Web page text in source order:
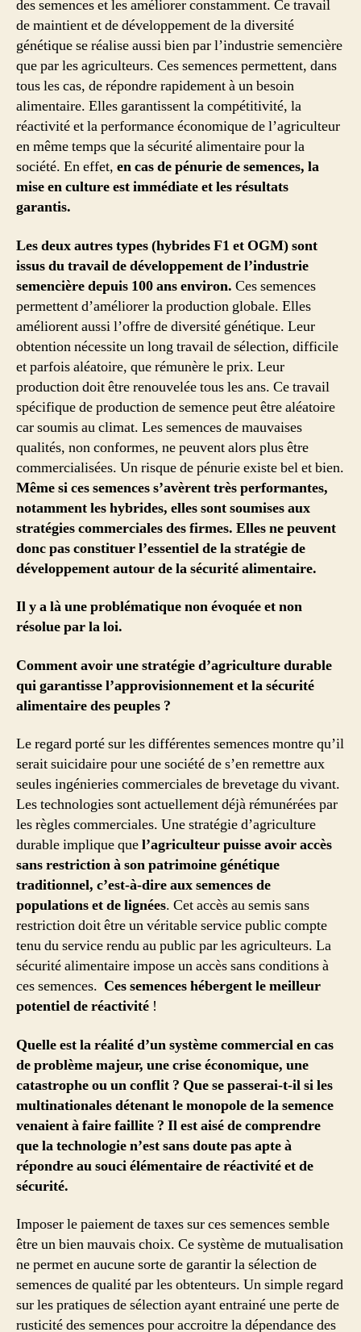
des semences et les améliorer constamment. Ce travail
de maintient et de développement de la diversité
génétique se réalise aussi bien par l’industrie semencière
que par les agriculteurs. Ces semences permettent, dans
tous les cas, de répondre rapidement à un besoin
alimentaire. Elles garantissent la compétitivité, la
réactivité et la performance économique de l’agriculteur
en même temps que la sécurité alimentaire pour la
société. En effet, en cas de pénurie de semences, la
mise en culture est immédiate et les résultats
garantis.
Les deux autres types (hybrides F1 et OGM) sont
issus du travail de développement de l’industrie
semencière depuis 100 ans environ. Ces semences
permettent d’améliorer la production globale. Elles
améliorent aussi l’offre de diversité génétique. Leur
obtention nécessite un long travail de sélection, difficile
et parfois aléatoire, que rémunère le prix. Leur
production doit être renouvelée tous les ans. Ce travail
spécifique de production de semence peut être aléatoire
car soumis au climat. Les semences de mauvaises
qualités, non conformes, ne peuvent alors plus être
commercialisées. Un risque de pénurie existe bel et bien.
Même si ces semences s’avèrent très performantes,
notamment les hybrides, elles sont soumises aux
stratégies commerciales des firmes. Elles ne peuvent
donc pas constituer l’essentiel de la stratégie de
développement autour de la sécurité alimentaire.
Il y a là une problématique non évoquée et non
résolue par la loi.
Comment avoir une stratégie d’agriculture durable
qui garantisse l’approvisionnement et la sécurité
alimentaire des peuples ?
Le regard porté sur les différentes semences montre qu’il
serait suicidaire pour une société de s’en remettre aux
seules ingénieries commerciales de brevetage du vivant.
Les technologies sont actuellement déjà rémunérées par
les règles commerciales. Une stratégie d’agriculture
durable implique quel’agriculteur puisse avoir accès
sans restriction à son patrimoine génétique
traditionnel, c’est-à-dire aux semences de
populations et de lignées. Cet accès au semis sans
restriction doit être un véritable service public compte
tenu du service rendu au public par les agriculteurs. La
sécurité alimentaire impose un accès sans conditions à
ces semences. Ces semences hébergent le meilleur
potentiel de réactivité !
Quelle est la réalité d’un système commercial en cas
de problème majeur, une crise économique, une
catastrophe ou un conflit ? Que se passerai-t-il si les
multinationales détenant le monopole de la semence
venaient à faire faillite ? Il est aisé de comprendre
que la technologie n’est sans doute pas apte à
répondre au souci élémentaire de réactivité et de
sécurité.
Imposer le paiement de taxes sur ces semences semble
être un bien mauvais choix. Ce système de mutualisation
ne permet en aucune sorte de garantir la sélection de
semences de qualité par les obtenteurs. Un simple regard
sur les pratiques de sélection ayant entrainé une perte de
rusticité des semences pour accroitre la dépendance des